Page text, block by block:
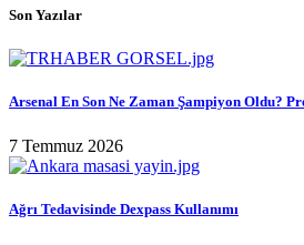
Son Yazılar
Arsenal En Son Ne Zaman Şampiyon Oldu?
7 Temmuz 2026
Ağrı Tedavisinde Dexpass Kullanımı